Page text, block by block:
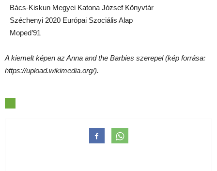
Bács-Kiskun Megyei Katona József Könyvtár
Széchenyi 2020 Európai Szociális Alap
Moped’91
A kiemelt képen az Anna and the Barbies szerepel (kép forrása:
https://upload.wikimedia.org/).